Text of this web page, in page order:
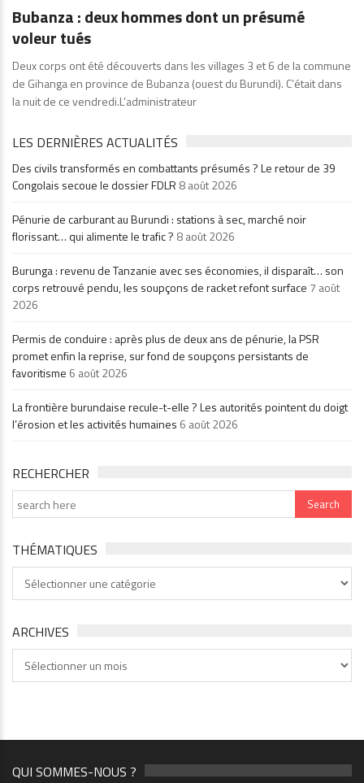
Bubanza : deux hommes dont un présumé
voleur tués
Deux corps ont été découverts dans les villages 3 et 6 de la commune
de Gihanga en province de Bubanza (ouest du Burundi). C’était dans
la nuit de ce vendredi.L’administrateur
LES DERNIÈRES ACTUALITÉS
Des civils transformés en combattants présumés ? Le retour de 39
Congolais secoue le dossier FDLR 8 août 2026
Pénurie de carburant au Burundi : stations à sec, marché noir
florissant… qui alimente le trafic ? 8 août 2026
Burunga : revenu de Tanzanie avec ses économies, il disparaît… son
corps retrouvé pendu, les soupçons de racket refont surface 7 août
2026
Permis de conduire : après plus de deux ans de pénurie, la PSR
promet enfin la reprise, sur fond de soupçons persistants de
favoritisme 6 août 2026
La frontière burundaise recule-t-elle ? Les autorités pointent du doigt
l’érosion et les activités humaines 6 août 2026
RECHERCHER
THÉMATIQUES
ARCHIVES
QUI SOMMES-NOUS ?